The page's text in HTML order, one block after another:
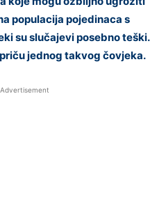
populacija pojedinaca s
su slučajevi posebno teški.
jednog takvog čovjeka.